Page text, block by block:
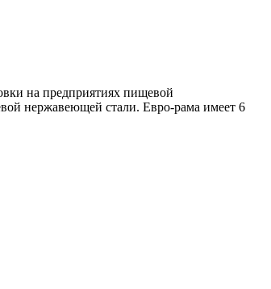
на предприятиях пищевой
нержавеющей стали. Евро-рама имеет 6